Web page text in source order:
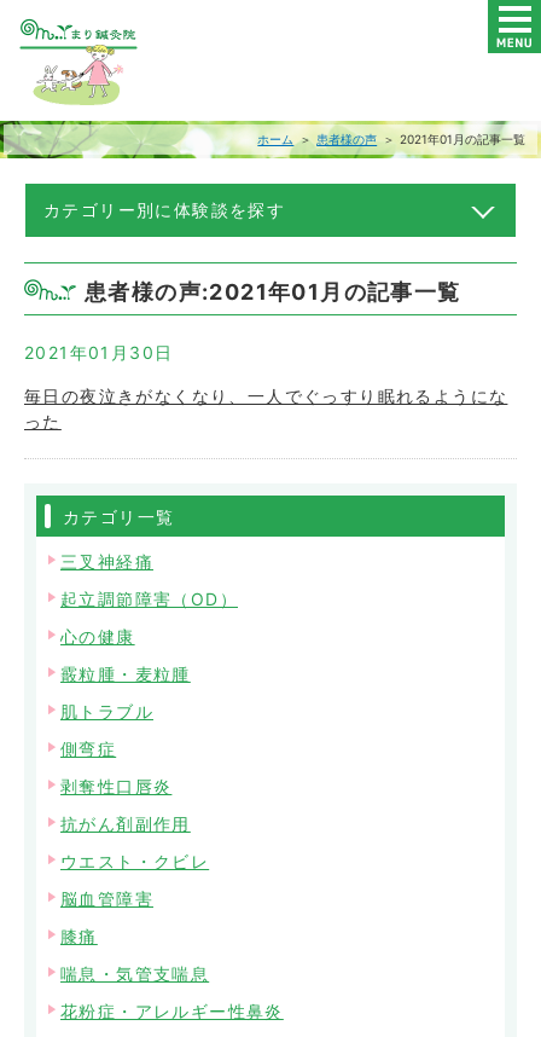
ホーム ＞ 患者様の声 ＞ 2021年01月の記事一覧
カテゴリー別に体験談を探す
患者様の声:2021年01月の記事一覧
2021年01月30日
毎日の夜泣きがなくなり、一人でぐっすり眠れるようにな
った
カテゴリ一覧
三叉神経痛
起立調節障害（OD）
心の健康
霰粒腫・麦粒腫
肌トラブル
側弯症
剥奪性口唇炎
抗がん剤副作用
ウエスト・クビレ
脳血管障害
膝痛
喘息・気管支喘息
花粉症・アレルギー性鼻炎